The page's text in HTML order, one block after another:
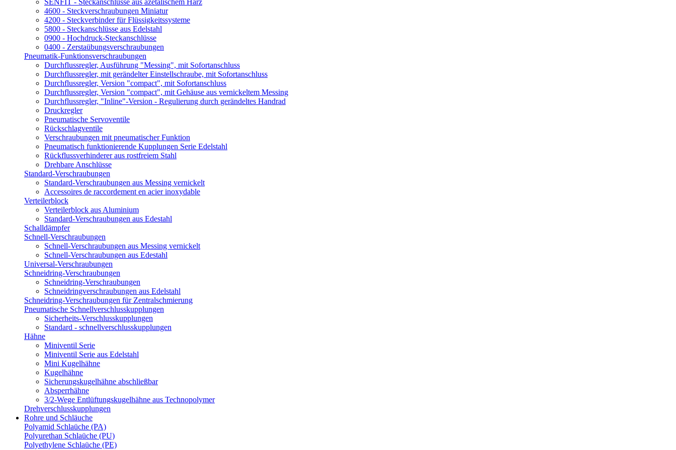
4600 - Steckverschraubungen Miniatur
4200 - Steckverbinder für Flüssigkeitssysteme
5800 - Steckanschlüsse aus Edelstahl
0900 - Hochdruck-Steckanschlüsse
0400 - Zerstaübungsverschraubungen
Pneumatik-Funktionsverschraubungen
Durchflussregler, Ausführung "Messing", mit Sofortanschluss
Durchflussregler, mit gerändelter Einstellschraube, mit Sofortanschluss
Durchflussregler, Version "compact", mit Sofortanschluss
Durchflussregler, Version "compact", mit Gehäuse aus vernickeltem Messing
Durchflussregler, "Inline"-Version - Regulierung durch gerändeltes Handrad
Druckregler
Pneumatische Servoventile
Rückschlagventile
Verschraubungen mit pneumatischer Funktion
Pneumatisch funktionierende Kupplungen Serie Edelstahl
Rückflussverhinderer aus rostfreiem Stahl
Drehbare Anschlüsse
Standard-Verschraubungen
Standard-Verschraubungen aus Messing vernickelt
Accessoires de raccordement en acier inoxydable
Verteilerblock
Verteilerblock aus Aluminium
Standard-Verschraubungen aus Edestahl
Schalldämpfer
Schnell-Verschraubungen
Schnell-Verschraubungen aus Messing vernickelt
Schnell-Verschraubungen aus Edestahl
Universal-Verschraubungen
Schneidring-Verschraubungen
Schneidring-Verschraubungen
Schneidringverschraubungen aus Edelstahl
Schneidring-Verschraubungen für Zentralschmierung
Pneumatische Schnellverschlusskupplungen
Sicherheits-Verschlusskupplungen
Standard - schnellverschlusskupplungen
Hähne
Miniventil Serie
Miniventil Serie aus Edelstahl
Mini Kugelhähne
Kugelhähne
Sicherungskugelhähne abschließbar
Absperrhähne
3/2-Wege Entlüftungskugelhähne aus Technopolymer
Drehverschlusskupplungen
Rohre und Schläuche
Polyamid Schlaüche (PA)
Polyurethan Schlaüche (PU)
Polyethylene Schlaüche (PE)